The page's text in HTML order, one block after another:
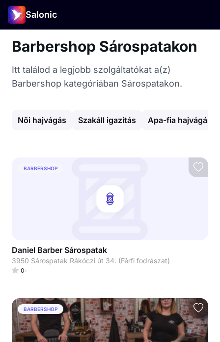
Salonic
Barbershop Sárospatakon
Itt találod a legjobb szolgáltatókat a(z)
Barbershop kategóriában Sárospatakon.
Női hajvágás Szakáll igazítás Apa-fia hajvágás
BARBERSHOP
Daniel Barber Sárospatak
3950 Sárospatak Rákóczi út 34. (Férfi fodrászat)
0
BARBERSHOP